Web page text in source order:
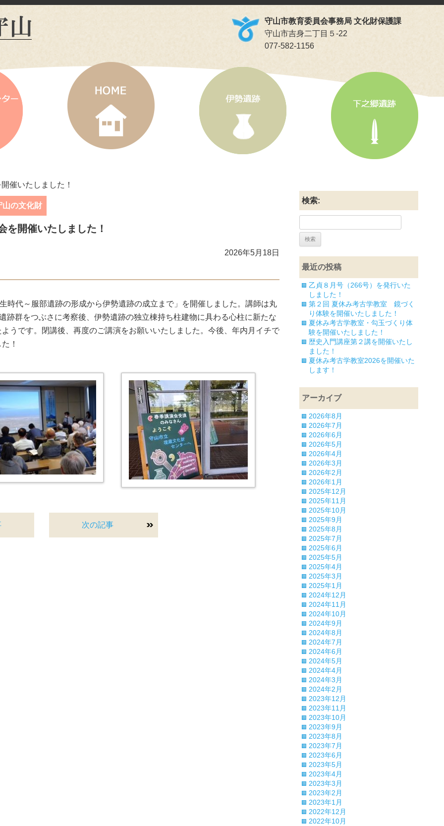
守山市教育委員会事務局 文化財保護課
守山市吉身二丁目５-22
077-582-1156
催いたしました！
山の文化財
を開催いたしました！
2026年5月18日
時代～服部遺跡の形成から伊勢遺跡の成立まで」を開催しました。講師は丸
跡群をつぶさに考察後、伊勢遺跡の独立棟持ち柱建物に具わる心柱に新たな
うです。閉講後、再度のご講演をお願いいたしました。今後、年内月イチで
！
次の記事
検索:
最近の投稿
乙貞８月号（266号）を発行いた
しました！
第２回 夏休み考古学教室 鏡づく
り体験を開催いたしました！
夏休み考古学教室・勾玉づくり体
験を開催いたしました！
歴史入門講座第２講を開催いたし
ました！
夏休み考古学教室2026を開催いた
します！
アーカイブ
2026年8月
2026年7月
2026年6月
2026年5月
2026年4月
2026年3月
2026年2月
2026年1月
2025年12月
2025年11月
2025年10月
2025年9月
2025年8月
2025年7月
2025年6月
2025年5月
2025年4月
2025年3月
2025年1月
2024年12月
2024年11月
2024年10月
2024年9月
2024年8月
2024年7月
2024年6月
2024年5月
2024年4月
2024年3月
2024年2月
2023年12月
2023年11月
2023年10月
2023年9月
2023年8月
2023年7月
2023年6月
2023年5月
2023年4月
2023年3月
2023年2月
2023年1月
2022年12月
2022年10月